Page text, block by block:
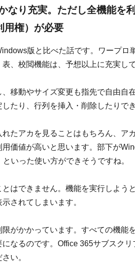
なり充実。ただし全機能を
用権）が必要
版と比べた話です。ワープロ
、校閲機能は、予想以上に充実して
移動やサイズ変更も指先で自由自
たり、行列を挿入・削除したりでき
たアカを見ることはもちろん、ア
価値が高いと思います。部下が
いった使い方ができそうですね。
はできません。機能を実行しよう
されてしまいます。
がかかっています。すべての機能
なるのです。Office 365サブスク
い。